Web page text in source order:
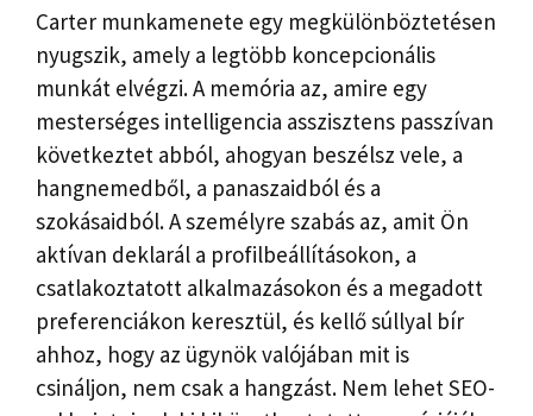
Carter munkamenete egy megkülönböztetésen
nyugszik, amely a legtöbb koncepcionális
munkát elvégzi. A memória az, amire egy
mesterséges intelligencia asszisztens passzívan
következtet abból, ahogyan beszélsz vele, a
hangnemedből, a panaszaidból és a
szokásaidból. A személyre szabás az, amit Ön
aktívan deklarál a profilbeállításokon, a
csatlakoztatott alkalmazásokon és a megadott
preferenciákon keresztül, és kellő súllyal bír
ahhoz, hogy az ügynök valójában mit is
csináljon, nem csak a hangzást. Nem lehet SEO-